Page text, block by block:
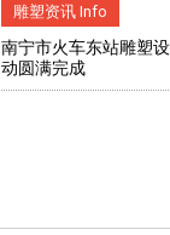
雕塑资讯 Info
南宁市火车东站雕塑
动圆满完成